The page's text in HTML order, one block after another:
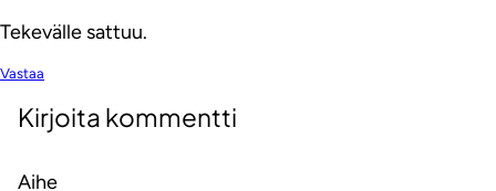
Tekevälle sattuu.
Vastaa
Kirjoita kommentti
Aihe